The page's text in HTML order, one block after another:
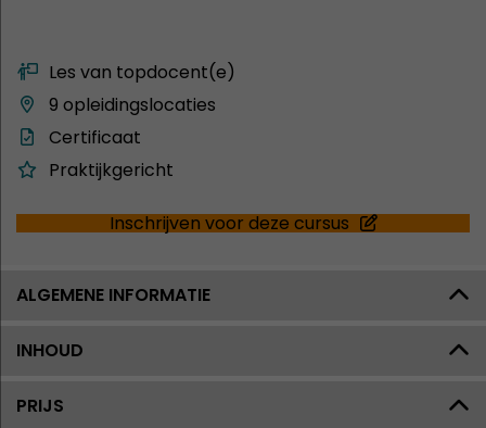
Les van topdocent(e)
9 opleidingslocaties
Certificaat
Praktijkgericht
Inschrijven voor deze cursus
ALGEMENE INFORMATIE
INHOUD
PRIJS